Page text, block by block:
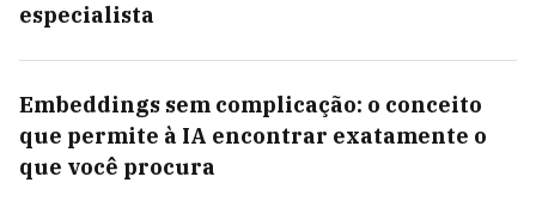
especialista
Embeddings sem complicação: o conceito
que permite à IA encontrar exatamente o
que você procura